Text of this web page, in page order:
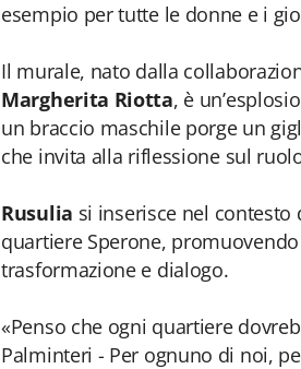
esempio per tutte le donne e i
Il murale, nato dalla
Margherita Riotta, è
un braccio maschile porge un
che invita alla riflessione sul
Rusulia si inserisce nel
quartiere Sperone,
trasformazione e dialogo.
«Penso che ogni quartiere
Palminteri - Per ognuno di noi,